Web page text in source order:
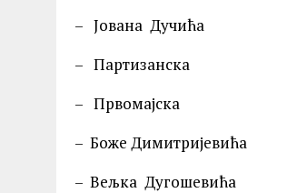
– Јована Дучића
– Партизанска
– Првомајска
– Боже Димитријевића
– Вељка Дугошевића